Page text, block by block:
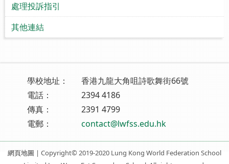
處理投訴指引
其他連結
學校地址：
香港九龍大角咀詩歌舞街66號
電話：
2394 4186
傳真：
2391 4799
電郵：
contact@lwfss.edu.hk
網頁地圖 | Copyright© 2019-2020 Lung Kong World Federation School